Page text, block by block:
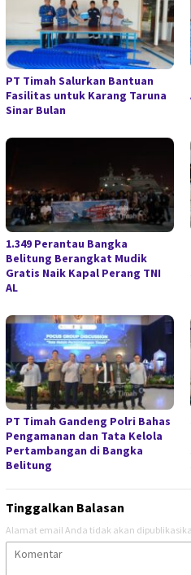
PT Timah Salurkan Bantuan
Fasilitas untuk Karang Taruna
Sinar Bulan
1.349 Perantau Bangka
Belitung Berangkat Mudik
Gratis Naik Kapal Perang TNI
AL
PT Timah Gandeng Polri Bahas
Pengamanan dan Tata Kelola
Pertambangan di Bangka
Belitung
Tinggalkan Balasan
Alamat email Anda tidak akan